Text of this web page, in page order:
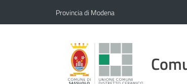
Provincia di Modena